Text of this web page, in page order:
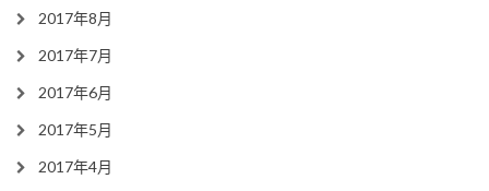
2017年8月
2017年7月
2017年6月
2017年5月
2017年4月